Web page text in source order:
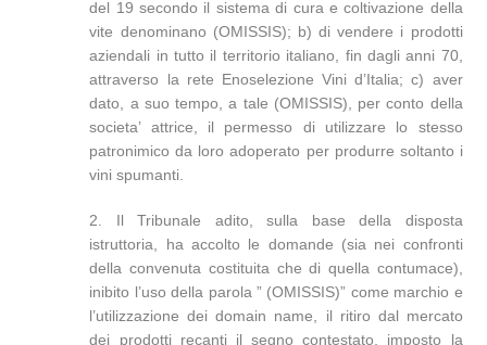
del 19 secondo il sistema di cura e coltivazione della
vite denominano (OMISSIS); b) di vendere i prodotti
aziendali in tutto il territorio italiano, fin dagli anni 70,
attraverso la rete Enoselezione Vini d’Italia; c) aver
dato, a suo tempo, a tale (OMISSIS), per conto della
societa’ attrice, il permesso di utilizzare lo stesso
patronimico da loro adoperato per produrre soltanto i
vini spumanti.
2. Il Tribunale adito, sulla base della disposta
istruttoria, ha accolto le domande (sia nei confronti
della convenuta costituita che di quella contumace),
inibito l’uso della parola ” (OMISSIS)” come marchio e
l’utilizzazione dei domain name, il ritiro dal mercato
dei prodotti recanti il segno contestato, imposto la